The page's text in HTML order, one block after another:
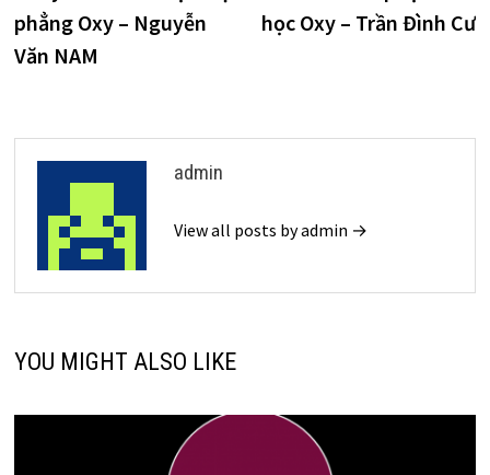
bài
phẳng Oxy – Nguyễn
Văn NAM
học Oxy – Trần Đình Cư
admin
View all posts by admin →
YOU MIGHT ALSO LIKE